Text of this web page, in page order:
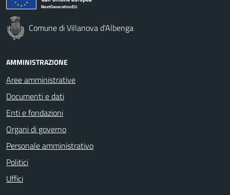
Comune di Villanova d'Albenga
AMMINISTRAZIONE
Aree amministrative
Documenti e dati
Enti e fondazioni
Organi di governo
Personale amministrativo
Politici
Uffici